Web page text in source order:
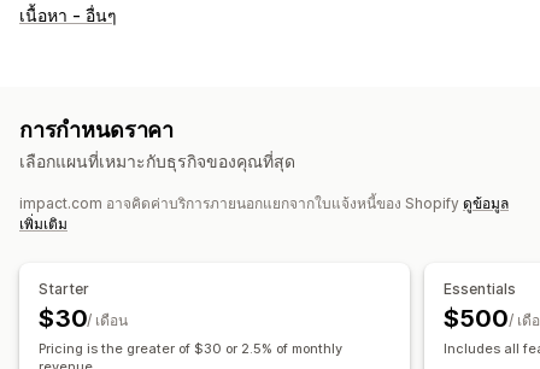
ตัวเลือกค่าคอมมิชชัน
การจัดการการแนะนำ
การวิเคราะห์
การติดตามอัตโนมัติ ส่วนลด การติดตามสินค้า
ประสบการณ์ตัวแทนโฆษณาสินค้าและบริการ
แดชบอร์ดที่กำหนดเอง
การลงทะเบียนที่กำหนดเอง พอร์ทัลสำหรับแบรนด์
เนื้อหา - อื่นๆ
การกำหนดราคา
เลือกแผนที่เหมาะกับธุรกิจของคุณที่สุด
impact.com อาจคิดค่าบริการภายนอกแยกจากใบแจ้งหนี้ของ Shopify ดูข้อมูล
เพิ่มเติม
Starter
$30/ เดือน
Pricing is the greater of $30 or 2.5% of monthly
Essentials
$500/ เดื
Includes all